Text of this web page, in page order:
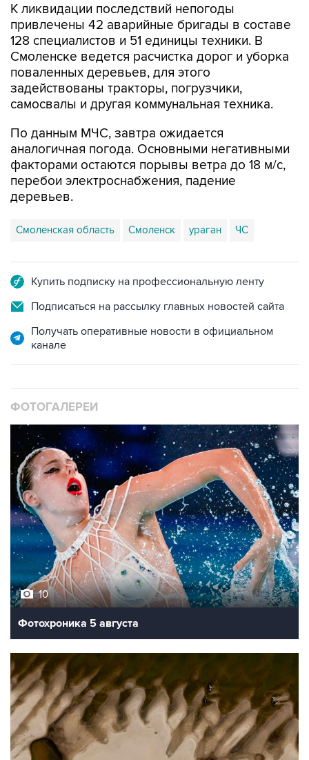
К ликвидации последствий непогоды
привлечены 42 аварийные бригады в составе
128 специалистов и 51 единицы техники. В
Смоленске ведется расчистка дорог и уборка
поваленных деревьев, для этого
задействованы тракторы, погрузчики,
самосвалы и другая коммунальная техника.
По данным МЧС, завтра ожидается
аналогичная погода. Основными негативными
факторами остаются порывы ветра до 18 м/с,
перебои электроснабжения, падение
деревьев.
Смоленская область Смоленск ураган ЧС
Купить подписку на профессиональную ленту
Подписаться на рассылку главных новостей сайта
Получать оперативные новости в официальном
канале
ФОТОГАЛЕРЕИ
10
Фотохроника 5 августа